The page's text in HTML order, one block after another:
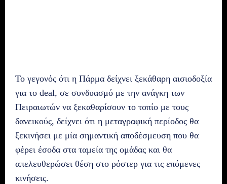
Το γεγονός ότι η Πάρμα δείχνει ξεκάθαρη αισιοδοξία
για το deal, σε συνδυασμό με την ανάγκη των
Πειραιωτών να ξεκαθαρίσουν το τοπίο με τους
δανεικούς, δείχνει ότι η μεταγραφική περίοδος θα
ξεκινήσει με μία σημαντική αποδέσμευση που θα
φέρει έσοδα στα ταμεία της ομάδας και θα
απελευθερώσει θέση στο ρόστερ για τις επόμενες
κινήσεις.